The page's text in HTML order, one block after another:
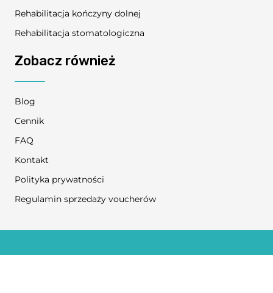
Rehabilitacja kończyny dolnej
Rehabilitacja stomatologiczna
Zobacz również
Blog
Cennik
FAQ
Kontakt
Polityka prywatności
Regulamin sprzedaży voucherów